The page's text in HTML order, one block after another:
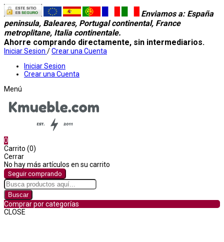
Enviamos a: España
peninsula, Baleares, Portugal continental, France
metroplitane, Italia continentale.
Ahorre comprando directamente, sin intermediarios.
Iniciar Sesion /Crear una Cuenta
Iniciar Sesion
Crear una Cuenta
Menú
0
Carrito (0)
Cerrar
No hay más artículos en su carrito
Seguir comprando
Buscar
Comprar por categorías
CLOSE